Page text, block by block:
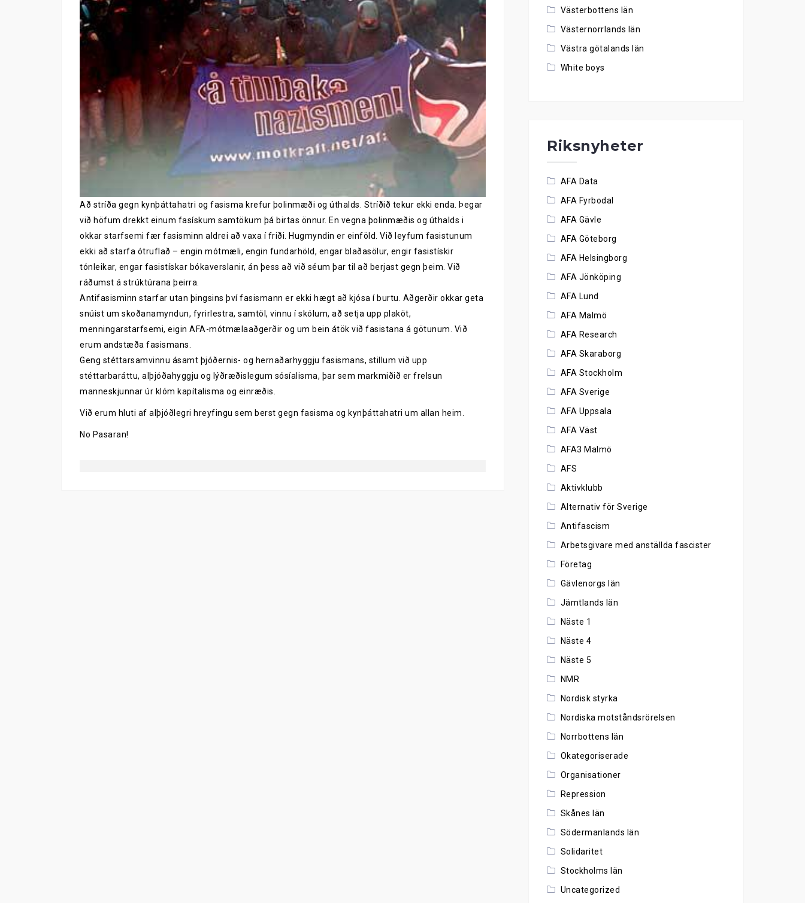
Að stríða gegn kynþáttahatri og fasisma krefur þolinmæði og úthalds. Stríðið tekur ekki enda. Þegar
við höfum drekkt einum fasískum samtökum þá birtas önnur. En vegna þolinmæðis og úthalds i
okkar starfsemi fær fasisminn aldrei að vaxa í friði. Hugmyndin er einföld. Við leyfum fasistunum
ekki að starfa ótruflað – engin mótmæli, engin fundarhöld, engar blaðasölur, engir fasistískir
tónleikar, engar fasistískar bókaverslanir, án þess að við séum þar til að berjast gegn þeim. Við
ráðumst á strúktúrana þeirra.
Antifasisminn starfar utan þingsins því fasismann er ekki hægt að kjósa í burtu. Aðgerðir okkar geta
snúist um skoðanamyndun, fyrirlestra, samtöl, vinnu í skólum, að setja upp plaköt,
menningarstarfsemi, eigin AFA-mótmælaaðgerðir og um bein átök við fasistana á götunum. Við
erum andstæða fasismans.
Geng stéttarsamvinnu ásamt þjóðernis- og hernaðarhyggju fasismans, stillum við upp
stéttarbaráttu, alþjóðahyggju og lýðræðislegum sósíalisma, þar sem markmiðið er frelsun
manneskjunnar úr klóm kapítalisma og einræðis.
Við erum hluti af alþjóðlegri hreyfingu sem berst gegn fasisma og kynþáttahatri um allan heim.
No Pasaran!
Västerbottens län
Västernorrlands län
Västra götalands län
White boys
Riksnyheter
AFA Data
AFA Fyrbodal
AFA Gävle
AFA Göteborg
AFA Helsingborg
AFA Jönköping
AFA Lund
AFA Malmö
AFA Research
AFA Skaraborg
AFA Stockholm
AFA Sverige
AFA Uppsala
AFA Väst
AFA3 Malmö
AFS
Aktivklubb
Alternativ för Sverige
Antifascism
Arbetsgivare med anställda fascister
Företag
Gävlenorgs län
Jämtlands län
Näste 1
Näste 4
Näste 5
NMR
Nordisk styrka
Nordiska motståndsrörelsen
Norrbottens län
Okategoriserade
Organisationer
Repression
Skånes län
Södermanlands län
Solidaritet
Stockholms län
Uncategorized